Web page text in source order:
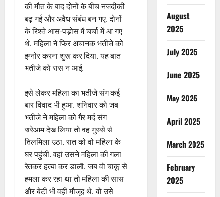
की मौत के बाद दोनों के बीच नजदीकी
बढ़ गई और अवैध संबंध बन गए. दोनों
के रिश्ते आस-पड़ोस में चर्चा में आ गए
थे. महिला ने फिर अचानक भतीजे को
इग्नोर करना शुरू कर दिया. यह बात
भतीजे को रास न आई.
इसे लेकर महिला का भतीजे संग कई
बार विवाद भी हुआ. शनिवार को जब
भतीजे ने महिला को गैर मर्द संग
सरेआम देख लिया तो वह गुस्से से
तिलमिला उठा. रात को वो महिला के
घर पहुंची. वहां उसने महिला की गला
रेतकर हत्या कर डाली. जब वो चाकू से
हमला कर रहा था तो महिला की सास
और बेटी भी वहीं मौजूद थे. वो उसे
August
2025
July 2025
June 2025
May 2025
April 2025
March 2025
February
2025